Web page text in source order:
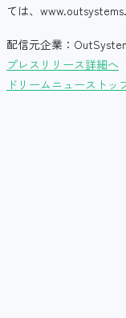
ては、
配信元企業：
プレスリリース詳細へ
ドリームニューストッ